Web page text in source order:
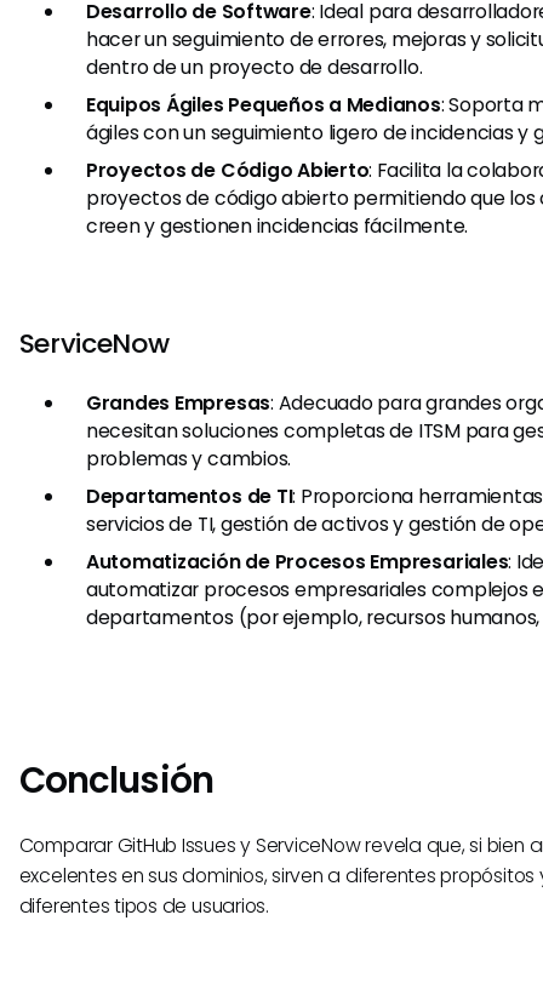
Desarrollo de Software: Ideal para
hacer un seguimiento de errores, mejoras y
dentro de un proyecto de desarrollo.
Equipos Ágiles Pequeños a Medianos: Soporta
ágiles con un seguimiento ligero de incidencias y
Proyectos de Código Abierto: Facilita la
proyectos de código abierto permitiendo que
creen y gestionen incidencias fácilmente.
ServiceNow
Grandes Empresas: Adecuado para grandes
necesitan soluciones completas de ITSM para
problemas y cambios.
Departamentos de TI: Proporciona
servicios de TI, gestión de activos y gestión de
Automatización de Procesos Empresariales:
automatizar procesos empresariales complejos
departamentos (por ejemplo, recursos
Conclusión
Comparar GitHub Issues y ServiceNow revela que, si bien
excelentes en sus dominios, sirven a diferentes
diferentes tipos de usuarios.